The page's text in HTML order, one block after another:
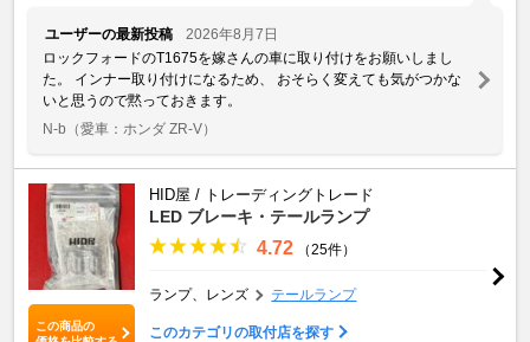
ユーザーの最新投稿
2026年8月7日
ロックフォードのT1675を嫁さんの車に取り付けをお願いしまし
た。 インナー取り付けになるため、 おそらく変えても気がつかな
いと思うので黙っておきます。
N-b （愛車：ホンダ ZR-V）
この商品の
HID屋 / トレーディングトレード
LED ブレーキ・テールランプ
4.72 （25件）
ランプ、レンズ テールランプ
このカテゴリの取付店を探す